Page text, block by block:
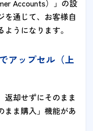
Accounts）」の設
を通じて、お客様自
うになります。
アップセル（上
返却せずにそのまま
まま購入」機能があ